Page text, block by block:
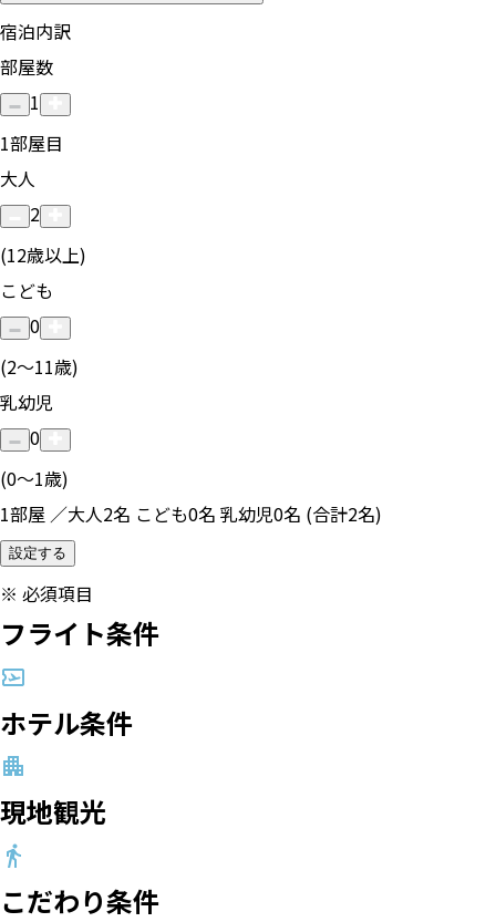
宿泊内訳
部屋数
1
1部屋目
大人
2
(12歳以上)
こども
0
(2〜11歳)
乳幼児
0
(0〜1歳)
1部屋 ／大人2名 こども0名 乳幼児0名 (合計2名)
設定する
※ 必須項目
フライト条件
ホテル条件
現地観光
こだわり条件